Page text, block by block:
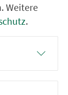
Weitere
.